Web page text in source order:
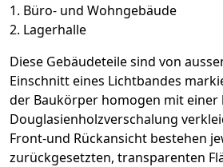
1. Büro- und Wohngebäude
2. Lagerhalle
Diese Gebäudeteile sind von
Einschnitt eines Lichtbandes
der Baukörper homogen mit einer
Douglasienholzverschalung
Front-und Rückansicht bestehen
zurückgesetzten, transparenten